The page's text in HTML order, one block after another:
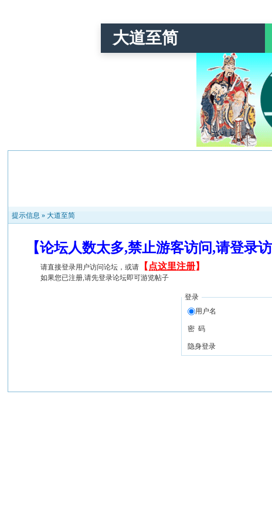
大道至简
提示信息 » 大道至简
【论坛人数太多,禁止游客访问,请登录
请直接登录用户访问论坛，或请 【 点这里注册】
如果您已注册,请先登录论坛即可游览帖子
登录
用户名
密 码
隐身登录